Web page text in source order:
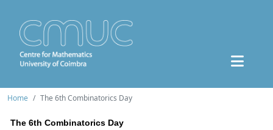
Home The 6th Combinatorics Day
The 6th Combinatorics Day